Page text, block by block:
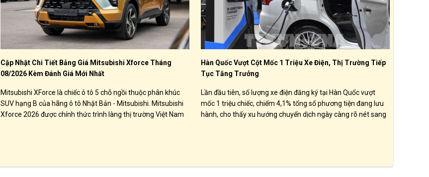
Cập Nhật Chi Tiết Bảng Giá Mitsubishi Xforce Tháng
08/2026 Kèm Đánh Giá Mới Nhất
Mitsubishi XForce là chiếc ô tô 5 chỗ ngồi thuộc phân khúc
SUV hạng B của hãng ô tô Nhật Bản - Mitsubishi. Mitsubishi
Xforce 2026 được chính thức trình làng thị trường Việt Nam
Hàn Quốc Vượt Cột Mốc 1 Triệu Xe Điện, Thị Trường Tiếp
Tục Tăng Trưởng
Lần đầu tiên, số lượng xe điện đăng ký tại Hàn Quốc vượt
mốc 1 triệu chiếc, chiếm 4,1% tổng số phương tiện đang lưu
hành, cho thấy xu hướng chuyển dịch ngày càng rõ nét sang